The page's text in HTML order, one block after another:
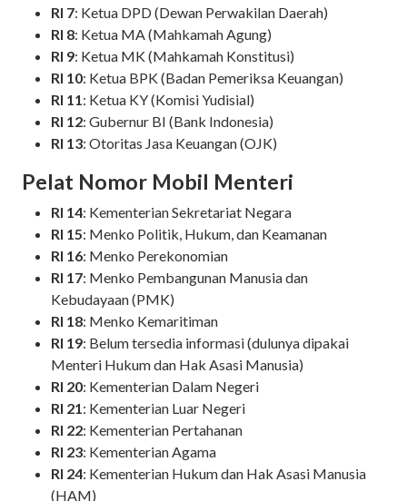
RI 7: Ketua DPD (Dewan Perwakilan Daerah)
RI 8: Ketua MA (Mahkamah Agung)
RI 9: Ketua MK (Mahkamah Konstitusi)
RI 10: Ketua BPK (Badan Pemeriksa Keuangan)
RI 11: Ketua KY (Komisi Yudisial)
RI 12: Gubernur BI (Bank Indonesia)
RI 13: Otoritas Jasa Keuangan (OJK)
Pelat Nomor Mobil Menteri
RI 14: Kementerian Sekretariat Negara
RI 15: Menko Politik, Hukum, dan Keamanan
RI 16: Menko Perekonomian
RI 17: Menko Pembangunan Manusia dan
Kebudayaan (PMK)
RI 18: Menko Kemaritiman
RI 19: Belum tersedia informasi (dulunya dipakai
Menteri Hukum dan Hak Asasi Manusia)
RI 20: Kementerian Dalam Negeri
RI 21: Kementerian Luar Negeri
RI 22: Kementerian Pertahanan
RI 23: Kementerian Agama
RI 24: Kementerian Hukum dan Hak Asasi Manusia
(HAM)